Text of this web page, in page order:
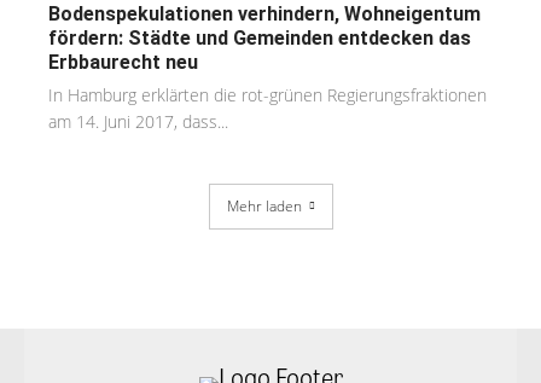
Bodenspekulationen verhindern, Wohneigentum
fördern: Städte und Gemeinden entdecken das
Erbbaurecht neu
In Hamburg erklärten die rot-grünen Regierungsfraktionen
am 14. Juni 2017, dass...
Mehr laden